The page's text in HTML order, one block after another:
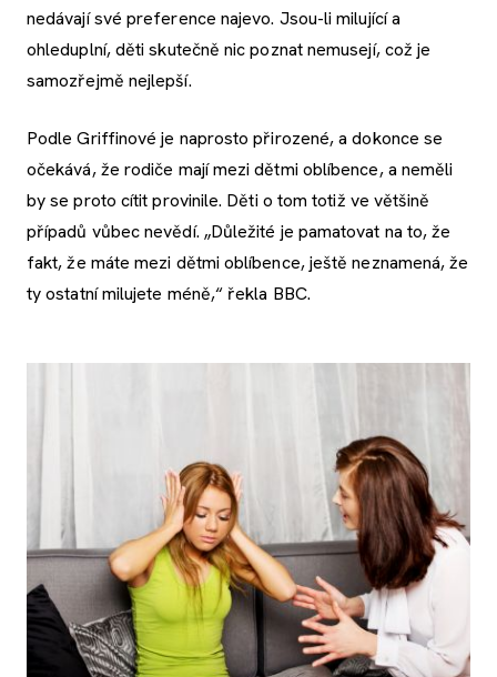
nedávají své preference najevo. Jsou-li milující a
ohleduplní, děti skutečně nic poznat nemusejí, což je
samozřejmě nejlepší.
Podle Griffinové je naprosto přirozené, a dokonce se
očekává, že rodiče mají mezi dětmi oblíbence, a neměli
by se proto cítit provinile. Děti o tom totiž ve většině
případů vůbec nevědí. „Důležité je pamatovat na to, že
fakt, že máte mezi dětmi oblíbence, ještě neznamená, že
ty ostatní milujete méně,“ řekla BBC.